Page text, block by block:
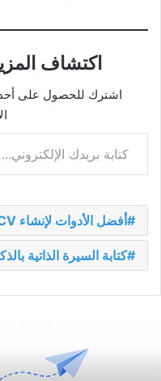
اكتشاف
اشترك للحصول على
كتابة بريدك الإلكتروني...
أفضل الأدوات لإنشاء CV احترافي مجانًا
كتابة السيرة الذاتية